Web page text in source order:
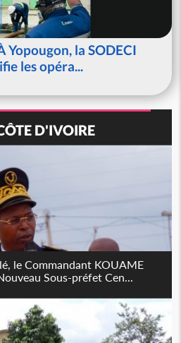
Yopougon, la SODECI
les opéra...
D'IVOIRE
le Commandant KOUAME
Sous-préfet Cen...